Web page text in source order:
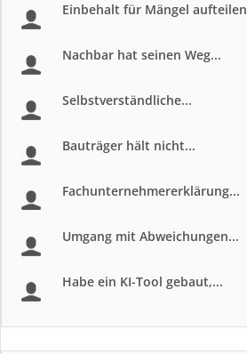
Einbehalt für Mängel aufteilen
Nachbar hat seinen Weg...
Selbstverständliche...
Bauträger hält nicht...
Fachunternehmererklärung...
Umgang mit Abweichungen...
Habe ein KI-Tool gebaut,...